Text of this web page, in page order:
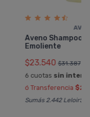
Aveno Shampoo
Emoliente
$23.540 $31.387
6 cuotas sin
ó Transferencia
Sumás 2.442 Leloir$